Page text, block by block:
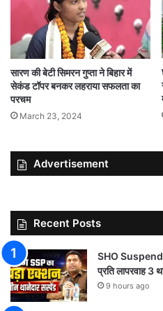
सारण की बेटी सिमरन गुप्ता ने बिहार में
सेकंड टॉपर बनकर लहराया सफलता का
परचम
March 23, 2024
Advertisement
Recent Posts
SHO
प्रति लापरवाह 3
9 hours ago